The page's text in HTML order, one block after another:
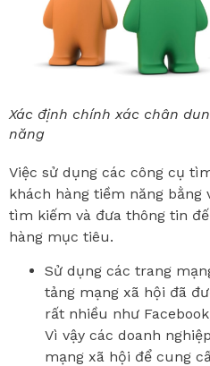
Xác định chính xác chân
năng
Việc sử dụng các công cụ
khách hàng tiềm năng bằng
tìm kiếm và đưa thông tin
hàng mục tiêu.
Sử dụng các trang
tảng mạng xã hội đã
rất nhiều như
Vì vậy các doanh
mạng xã hội để cung